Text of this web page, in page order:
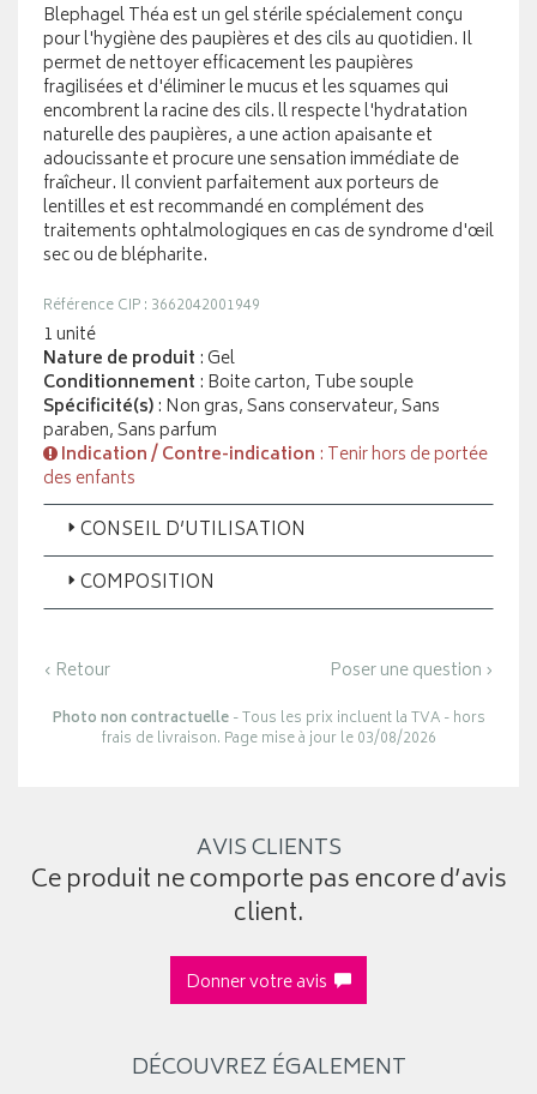
Blephagel Théa est un gel stérile spécialement conçu
pour l'hygiène des paupières et des cils au quotidien. Il
permet de nettoyer efficacement les paupières
fragilisées et d'éliminer le mucus et les squames qui
encombrent la racine des cils. ll respecte l'hydratation
naturelle des paupières, a une action apaisante et
adoucissante et procure une sensation immédiate de
fraîcheur. Il convient parfaitement aux porteurs de
lentilles et est recommandé en complément des
traitements ophtalmologiques en cas de syndrome d'œil
sec ou de blépharite.
Référence CIP : 3662042001949
1 unité
Nature de produit : Gel
Conditionnement : Boite carton, Tube souple
Spécificité(s): Non gras, Sans conservateur, Sans
paraben, Sans parfum
Indication / Contre-indication : Tenir hors de portée
des enfants
CONSEIL D’UTILISATION
COMPOSITION
‹ Retour Poser une question ›
Photo non contractuelle- Tous les prix incluent la TVA - hors
frais de livraison. Page mise à jour le 03/08/2026
AVIS CLIENTS
Ce produit ne comporte pas encore d’avis
client.
Donner votre avis
DÉCOUVREZ ÉGALEMENT